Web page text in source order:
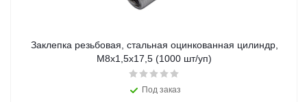
Заклепка резьбовая, стальная оцинкованная цилиндр,
М8х1,5х17,5 (1000 шт/уп)
Под заказ